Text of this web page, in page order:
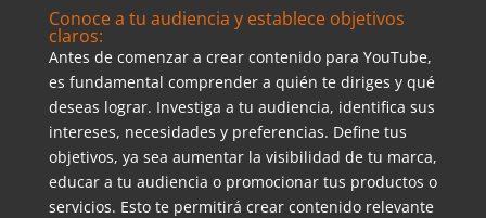
Conoce a tu audiencia y establece objetivos
claros:
Antes de comenzar a crear contenido para YouTube,
es fundamental comprender a quién te diriges y qué
deseas lograr. Investiga a tu audiencia, identifica sus
intereses, necesidades y preferencias. Define tus
objetivos, ya sea aumentar la visibilidad de tu marca,
educar a tu audiencia o promocionar tus productos o
servicios. Esto te permitirá crear contenido relevante